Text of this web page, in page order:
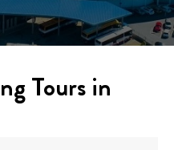
Tours in